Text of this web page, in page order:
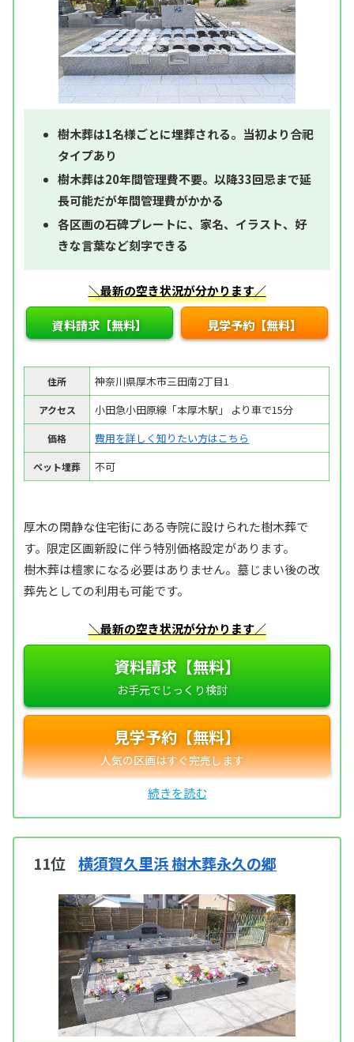
樹木葬は1名様ごとに埋葬される。当初より合祀
タイプあり
樹木葬は20年間管理費不要。以降33回忌まで延
長可能だが年間管理費がかかる
各区画の石碑プレートに、家名、イラスト、好
きな言葉など刻字できる
＼最新の空き状況が分かります／
資料請求【無料】 見学予約【無料】
住所 神奈川県厚木市三田南2丁目1
アクセス 小田急小田原線「本厚木駅」 より車で15分
価格 費用を詳しく知りたい方はこちら
ペット埋葬 不可
厚木の閑静な住宅街にある寺院に設けられた樹木葬で
す。限定区画新設に伴う特別価格設定があります。
樹木葬は檀家になる必要はありません。墓じまい後の改
葬先としての利用も可能です。
＼最新の空き状況が分かります／
資料請求【無料】
見学予約【無料】
11位 横須賀久里浜 樹木葬永久の郷